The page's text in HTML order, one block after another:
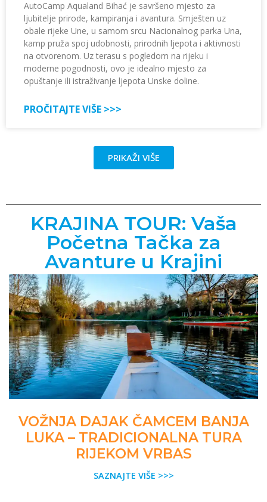
AutoCamp Aqualand Bihać je savršeno mjesto za
ljubitelje prirode, kampiranja i avantura. Smješten uz
obale rijeke Une, u samom srcu Nacionalnog parka Una,
kamp pruža spoj udobnosti, prirodnih ljepota i aktivnosti
na otvorenom. Uz terasu s pogledom na rijeku i
moderne pogodnosti, ovo je idealno mjesto za
opuštanje ili istraživanje ljepota Unske doline.
PROČITAJTE VIŠE >>>
PRIKAŽI VIŠE
KRAJINA TOUR: Vaša
Početna Tačka za
Avanture u Krajini
VOŽNJA DAJAK ČAMCEM BANJA
LUKA – TRADICIONALNA TURA
RIJEKOM VRBAS
SAZNAJTE VIŠE >>>